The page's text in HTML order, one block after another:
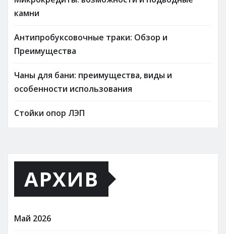
камни
Антипробуксовочные траки: Обзор и
Преимущества
Чаны для бани: преимущества, виды и
особенности использования
Стойки опор ЛЭП
АРХИВ
Май 2026